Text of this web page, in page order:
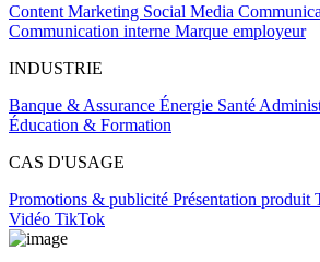
Content Marketing Social Media
Communication interne Marque employeur
INDUSTRIE
Banque & Assurance Énergie Santé
Éducation & Formation
CAS D'USAGE
Promotions & publicité Présentation produit
Vidéo TikTok